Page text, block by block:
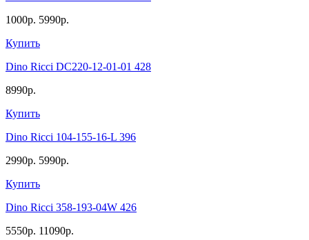
1000р. 5990р.
Купить
Dino Ricci DC220-12-01-01 428
8990р.
Купить
Dino Ricci 104-155-16-L 396
2990р. 5990р.
Купить
Dino Ricci 358-193-04W 426
5550р. 11090р.